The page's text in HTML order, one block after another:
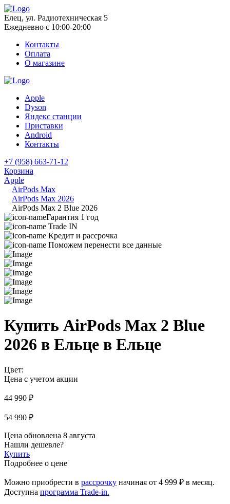
Елец, ул. Радиотехническая 5
Ежедневно с 10:00-20:00
Контакты
Оплата
О магазине
Apple
Dyson
Яндекс станции
Приставки
Android
Контакты
+7 (958) 663-71-12
Корзина
Apple
AirPods Max
AirPods Max 2026
AirPods Max 2 Blue 2026
Гарантия 1 год
Trade IN
Кредит и рассрочка
Поможем перенести все данные
Купить AirPods Max 2 Blue
2026 в Ельце в Ельце
Цвет:
Цена с учетом акции
44 990 ₽
54 990 ₽
Цена обновлена 8 августа
Нашли дешевле?
Купить
Подробнее о цене
Можно приобрести в рассрочку начиная от 4 999 ₽ в месяц.
Доступна программа Trade-in.